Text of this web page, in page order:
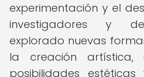
experimentación y el
investigadores y
explorado nuevas
la creación artística,
posibilidades